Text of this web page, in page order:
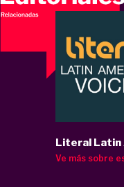
Literal Latin
Ve más sobre